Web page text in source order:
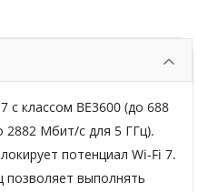
с классом BE3600 (до 688
2882 Мбит/с для 5 ГГц).
потенциал Wi-Fi 7.
выполнять